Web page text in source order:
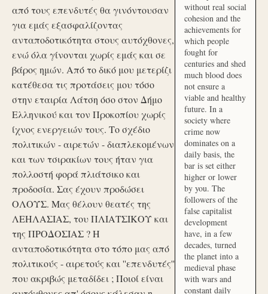
από τους επενδυτές θα γινόντουσαν
για εμάς εξασφαλίζοντας
ανταποδοτικότητα στους αυτόχθονες,
ενώ όλα γίνονται χωρίς εμάς και σε
βάρος ημών. Από το δικό μου μετερίζι
κατέθεσα τις προτάσεις μου τόσο
στην εταιρία Λάτση όσο στον Δήμο
Ελληνικού και τον Προκοπίου χωρίς
ίχνος ενεργειών τους. Το σχέδιο
πολιτικών - αιρετών - διαπλεκομένων
και των τσιρακίων τους ήταν για
πολλοστή φορά πλιάτσικο και
προδοσία. Σας έχουν προδώσει
ΟΛΟΥΣ. Μας θέλουν θεατές της
ΛΕΗΛΑΣΙΑΣ, του ΠΛΙΑΤΣΙΚΟΥ και
της ΠΡΟΔΟΣΙΑΣ ? Η
ανταποδοτικότητα στο τόπο μας από
πολιτικούς - αιρετούς και ''επενδυτές''
που ακριβώς μεταδίδει ; Ποιοί είναι
without real social
cohesion and the
achievements for
which people
fought for
centuries and shed
much blood does
not ensure a
viable and healthy
future. In a
society where
crime now
dominates on a
daily basis, the
bar is set either
higher or lower
by you. The
followers of the
false capitalist
development
have, in a few
decades, turned
the planet into a
medieval phase
with wars and
constant daily